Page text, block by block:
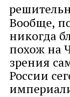
Вообще,
никогда
похож на
зрения
России